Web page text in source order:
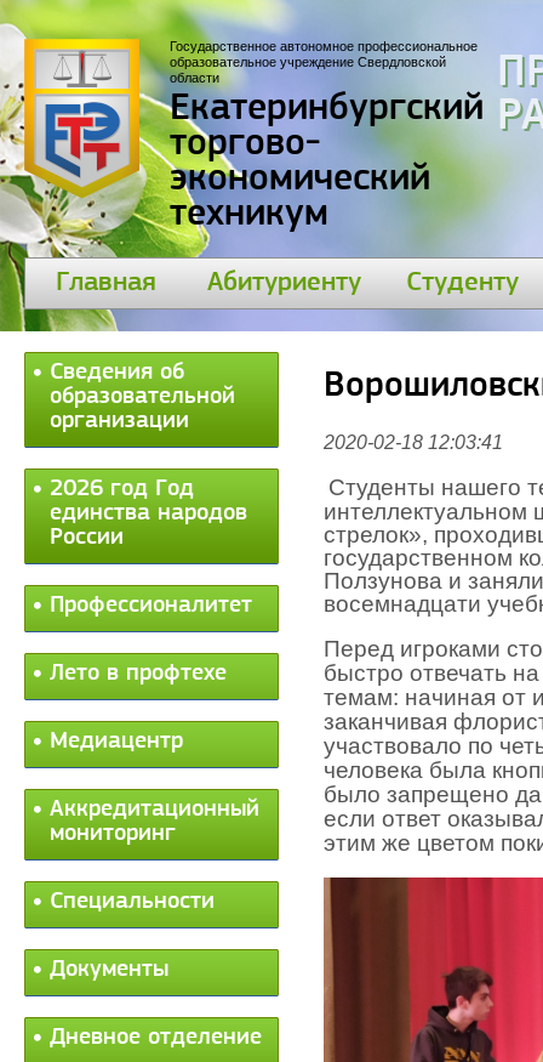
Государственное автономное профессиональное
образовательное учреждение Свердловской
области
Екатеринбургский
торгово-
экономический
техникум
Главная Абитуриенту Студенту
Сведения об
образовательной
организации
2026 год Год
единства народов
России
Профессионалитет
Лето в профтехе
Медиацентр
Аккредитационный
мониторинг
Специальности
Документы
Дневное отделение
2020-02-18 12:03:41
Студенты нашего
стрелок»,
государственном
Ползунова и
восемнадцати
Перед игроками
быстро отвечать
темам: начиная от
заканчивая
участвовало по
человека была
было запрещено
если ответ
этим же цветом